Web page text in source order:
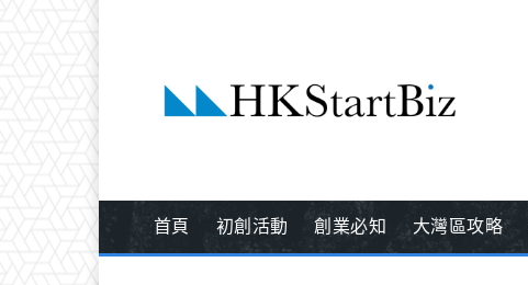
首頁 初創活動 創業必知 大灣區攻略